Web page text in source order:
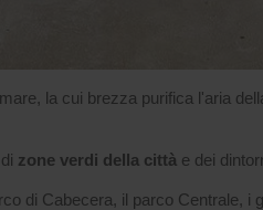
la cui brezza purifica l'aria
zone verdi della città e dei
di Cabecera, il parco Centrale, i